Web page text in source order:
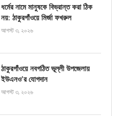
ধর্মের নামে মানুষকে বিভ্রান্ত করা ঠিক
নয়: ঠাকুরগাঁওয়ে মির্জা ফখরুল
আগস্ট ৩, ২০২৬
ঠাকুরগাঁওয়ে নবগঠিত ভূল্লী উপজেলায়
ইউএনও’র যোগদান
আগস্ট ৩, ২০২৬